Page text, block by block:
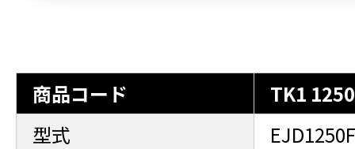
商品コード
TK1
型式
EJD1250F